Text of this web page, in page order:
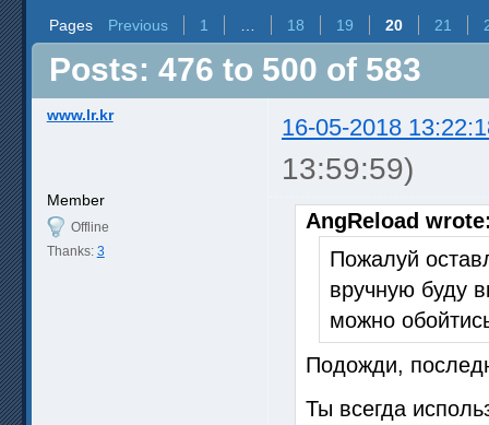
Pages Previous 1 18 19 20 21
Posts: 476 to 500 of 583
www.lr.kr 16-05-2018
13:59:59)
Member
Offline
Thanks: 3
AngReload
Пожалуй
вручную буду
можно
Подожди,
Ты всегда